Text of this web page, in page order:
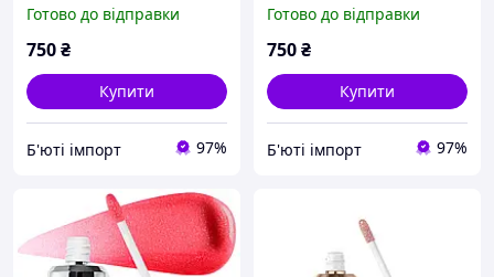
Готово до відправки
750₴
Купити
Б'юті імпорт 97%
Strawberry
Готово до відправки
750₴
Купити
Б'юті імпорт 97%